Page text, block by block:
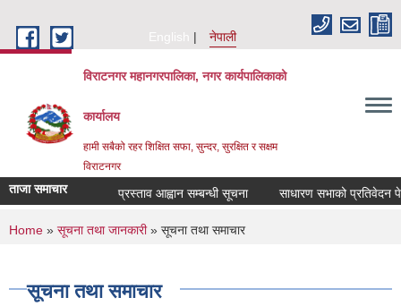
English
नेपाली
विराटनगर महानगरपालिका, नगर कार्यपालिकाको
कार्यालय
हामी सबैको रहर शिक्षित सफा, सुन्दर, सुरक्षित र सक्षम
विराटनगर
ताजा समाचार प्रस्ताव आह्वान सम्बन्धी सूचना साधारण सभाको प्रतिवेदन पेश
You are here
Home » सूचना तथा जानकारी» सूचना तथा समाचार
सूचना तथा समाचार